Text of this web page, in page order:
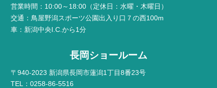
営業時間：10:00～18:00（定休日：水曜・木曜日）
交通：鳥屋野潟スポーツ公園出入り口７の西100m
車：新潟中央I.C.から1分
長岡ショールーム
〒940-2023 新潟県長岡市蓮潟1丁目8番23号
TEL：0258-86-5516